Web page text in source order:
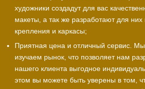
художники создадут для вас
макеты, а так же разработают для
крепления и каркасы;
Приятная цена и отличный сервис.
изучаем рынок, что позволяет нам
нашего клиента выгодное
этом вы можете быть уверены в том,